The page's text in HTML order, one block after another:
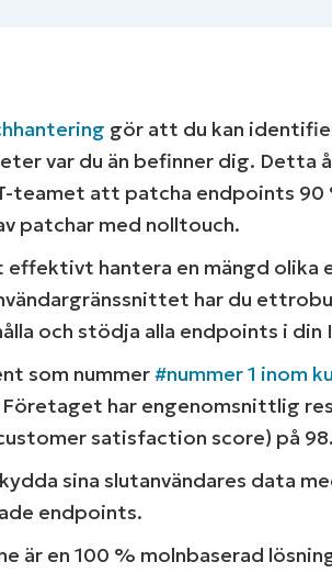
gör att du kan
var du än befinner dig. Detta
teamet att patcha endpoints 90
patchar med nolltouch.
effektivt hantera en mängd olika
har du
och stödja alla endpoints i din
som nummer#nummer 1 inom
har engenomsnittlig
satisfaction score) på 98.
sina slutanvändares data
endpoints.
är en 100 % molnbaserad